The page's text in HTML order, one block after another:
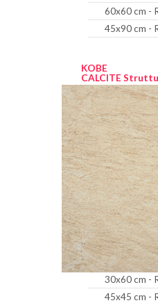
60x60 cm -
45x90 cm -
KOBE
CALCITE
30x60 cm -
45x45 cm -